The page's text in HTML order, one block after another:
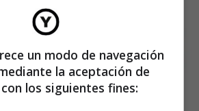
un modo de navegación
la aceptación de
los siguientes fines: